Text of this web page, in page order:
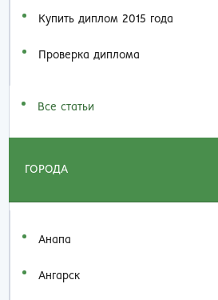
Купить диплом 2015 года
Проверка диплома
Все статьи
ГОРОДА
Анапа
Ангарск